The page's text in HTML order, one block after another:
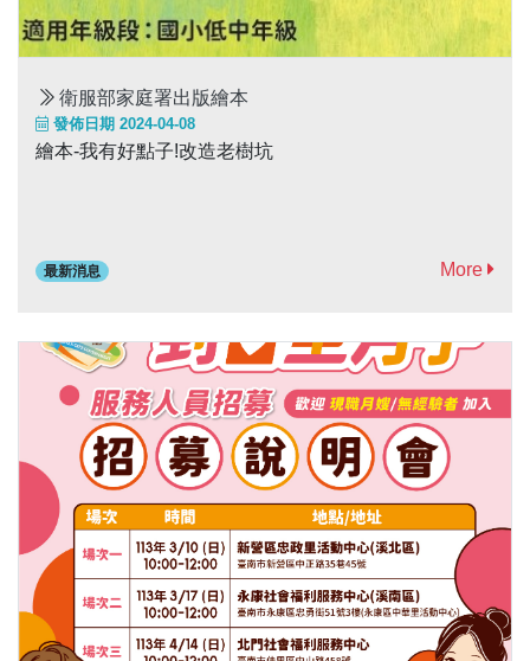
衛服部家庭署出版繪本
發佈日期 2024-04-08
繪本-我有好點子!改造老樹坑
最新消息 More